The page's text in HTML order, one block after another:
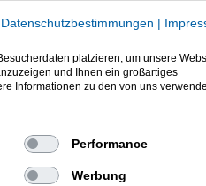
ermöglicht es Ihnen, während des
Madcat Backbone
Datenschutzbestimmungen
platzieren, um unsere
und Ihnen ein großartiges
Informationen zu den von uns
Performance
Werbung